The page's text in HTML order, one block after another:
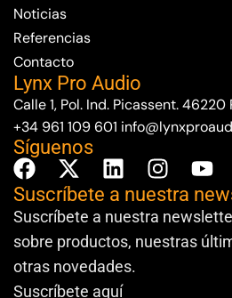
Noticias
Referencias
Contacto
Lynx Pro Audio
Calle 1, Pol. Ind. Picassent.
+34 961 109 601
Síguenos
Suscríbete a nuestra
Suscríbete a nuestra
sobre productos, nuestras
otras novedades.
Suscríbete aquí